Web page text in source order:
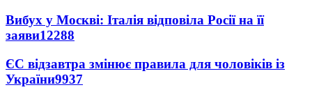
Вибух у Москві: Італія відповіла Росії на її
заяви12288
ЄС відзавтра змінює правила для чоловіків із
України9937